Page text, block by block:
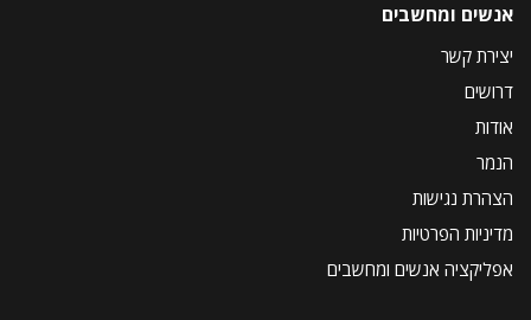
אנשים ומחשבים
יצירת קשר
דרושים
אודות
הנמר
הצהרת נגישות
מדיניות הפרטיות
אפליקציה אנשים ומחשבים